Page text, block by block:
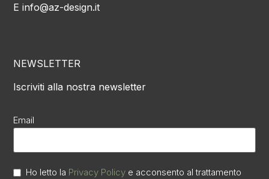
E info@az-design.it
NEWSLETTER
Iscriviti alla nostra newsletter
Email
Ho letto la Privacy Policy e acconsento al trattamento